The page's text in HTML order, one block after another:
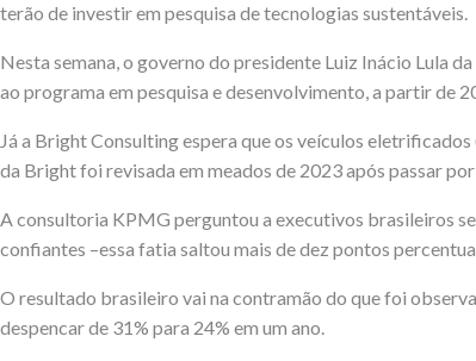
terão de investir em pesquisa de tecnologias sustentáveis.
Nesta semana, o governo do presidente Luiz Inácio Lula
ao programa em pesquisa e desenvolvimento, a partir de
Já a Bright Consulting espera que os veículos
da Bright foi revisada em meados de 2023 após passar
A consultoria KPMG perguntou a executivos brasileiros
confiantes –essa fatia saltou mais de dez pontos
O resultado brasileiro vai na contramão do que foi
despencar de 31% para 24% em um ano.